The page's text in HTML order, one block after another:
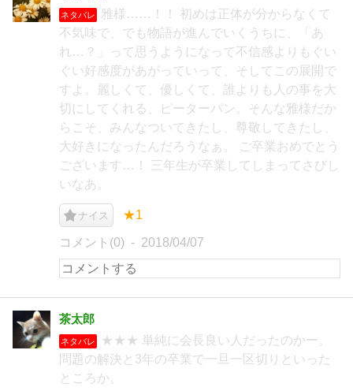
ネタバレ
雅様……！！ 初めは正体が分からなくて
不気味で、でも物語が進んでいくうちに、「あ
れ…？」って思うようになって不信感よりもぐい
ぐい好感度があがっていって、そしてこの展開で
すよ。麗しくて、優しくて、誰よりも人の事を大
切にしてくれる、ピーターパン。そんな雅様だか
らこそ、みんなついてきたし、尊敬してきたし、
大好きになったんだろうなぁ。 ご卒業おめでとう
ございます…！ 三年生が卒業してしまってさびし
いなあ。
ナイス ★1
コメント(0) 2018/04/07
茶太郎
ネタバレ
★★★ 単純に会長良い人だったのかー。
問題の解決と3年の卒業で一旦一区切りといった
ところか。